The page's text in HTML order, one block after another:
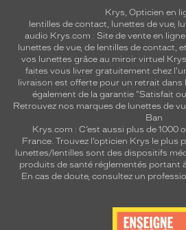
Krys, Opticien en
lentilles de contact, lunettes de vue,
audio Krys.com : Site de vente en
lunettes de vue, de lentilles de contact,
vos lunettes grâce au miroir virtuel
faites vous livrer gratuitement chez
livraison est offerte pour un retrait dans
également de la garantie "Satisfait
Retrouvez nos marques de lunettes de
Ban
Krys.com : C’est aussi plus de 1000
France. Trouvez l’opticien Krys le plus
lunettes/lentilles sont des dispositifs
produits de santé réglementés portant
En cas de doute, consultez un